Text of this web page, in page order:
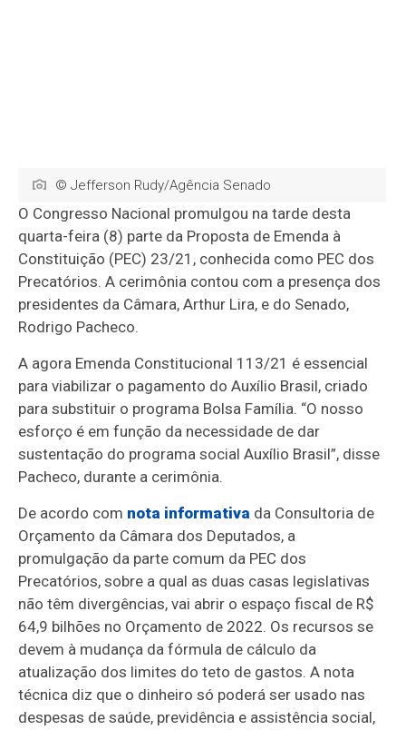
© Jefferson Rudy/Agência Senado
O Congresso Nacional promulgou na tarde desta
quarta-feira (8) parte da Proposta de Emenda à
Constituição (PEC) 23/21, conhecida como PEC dos
Precatórios. A cerimônia contou com a presença dos
presidentes da Câmara, Arthur Lira, e do Senado,
Rodrigo Pacheco.
A agora Emenda Constitucional 113/21 é essencial
para viabilizar o pagamento do Auxílio Brasil, criado
para substituir o programa Bolsa Família. “O nosso
esforço é em função da necessidade de dar
sustentação do programa social Auxílio Brasil”, disse
Pacheco, durante a cerimônia.
De acordo com nota informativa da Consultoria de
Orçamento da Câmara dos Deputados, a
promulgação da parte comum da PEC dos
Precatórios, sobre a qual as duas casas legislativas
não têm divergências, vai abrir o espaço fiscal de R$
64,9 bilhões no Orçamento de 2022. Os recursos se
devem à mudança da fórmula de cálculo da
atualização dos limites do teto de gastos. A nota
técnica diz que o dinheiro só poderá ser usado nas
despesas de saúde, previdência e assistência social,